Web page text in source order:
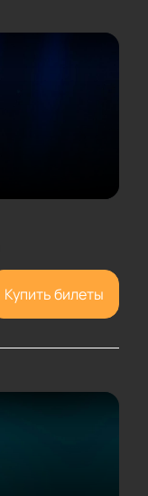
Купить билеты